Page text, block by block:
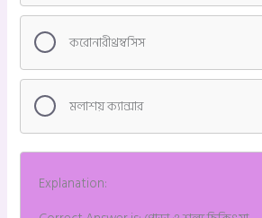
করোনারীথ্রম্বসিস
মলাশয় ক্যান্সার
Explanation: